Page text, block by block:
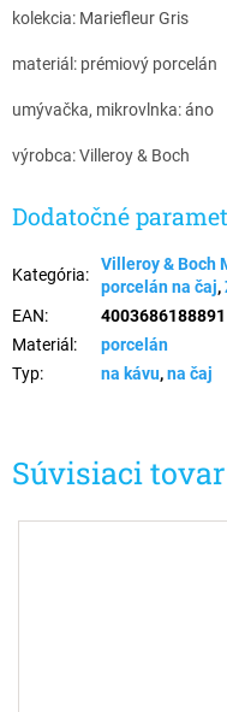
Súvisiaci tovar
kolekcia: Mariefleur Gris
materiál: prémiový porcelán
umývačka, mikrovlnka: áno
výrobca: Villeroy & Boch
Dodatočné
Kategória:
Villeroy & Boch
porcelán na čaj,
EAN:
4003686188891
Materiál :
porcelán
Typ: na kávu,na čaj